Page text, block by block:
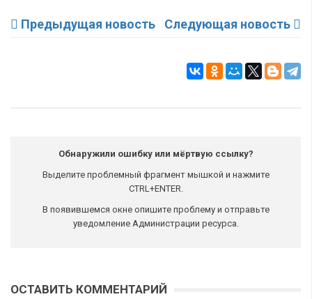
Предыдущая новость Следующая новость
Обнаружили ошибку или мёртвую ссылку?
Выделите проблемный фрагмент мышкой и нажмите
CTRL+ENTER.
В появившемся окне опишите проблему и отправьте
уведомление Администрации ресурса.
ОСТАВИТЬ КОММЕНТАРИЙ